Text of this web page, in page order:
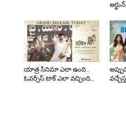
యాత్ర సినిమా ఎలా ఉంది..
ఓవర్సీస్ టాక్ ఎలా వచ్చింది..